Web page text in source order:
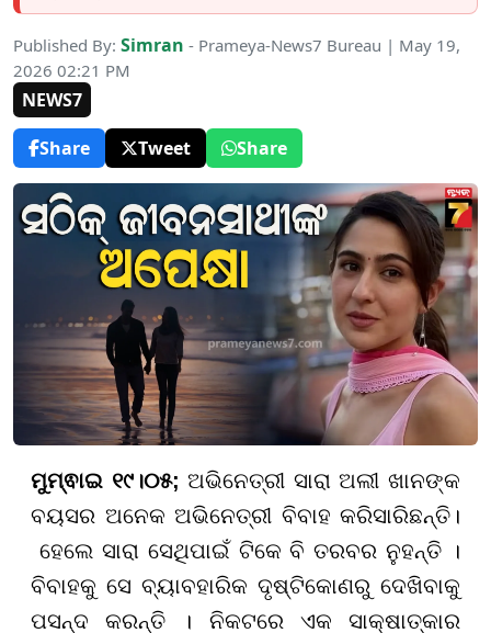
Published By: Simran - Prameya-News7 Bureau | May 19,
2026 02:21 PM
NEWS7
Share
Tweet Share
ମୁମ୍ଵାଇ ୧୯।୦୫; ଅଭିନେତ୍ରୀ ସାରା ଅଲୀ ଖାନଙ୍କ
ବୟସର ଅନେକ ଅଭିନେତ୍ରୀ ବିବାହ କରିସାରିଛନ୍ତି।
ହେଲେ ସାରା ସେଥିପାଇଁ ଟିକେ ବି ତରବର ନୁହନ୍ତି ।
ବିବାହକୁ ସେ ବ୍ୟାବହାରିକ ଦୃଷ୍ଟିକୋଣରୁ ଦେଖିବାକୁ
ପସନ୍ଦ କରନ୍ତି । ନିକଟରେ ଏକ ସାକ୍ଷାତ୍କାର